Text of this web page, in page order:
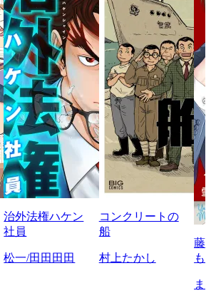
治外法権ハケン
社員
松一/田田田田
コンクリートの
船
村上たかし
藤
も
ま